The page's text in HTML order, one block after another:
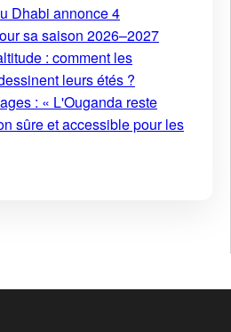
Dhabi annonce 4
sa saison 2026–2027
: comment les
leurs étés ?
: « L'Ouganda reste
sûre et accessible pour les